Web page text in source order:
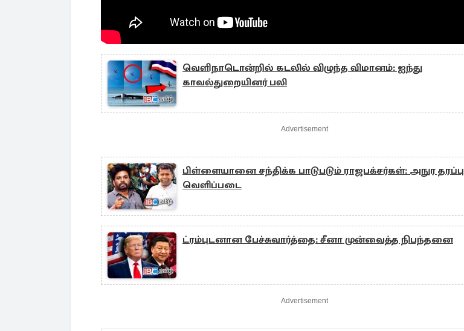
வெளிநாடொன்றில் கடலில் விழுந்த விமானம்: ஐந்து
காவல்துறையினர் பலி
Advertisement
பிள்ளையானை சந்திக்க பாடுபடும் ராஜபக்சர்கள்: அநுர தரப்பு
வெளிப்படை
ட்ரம்புடனான பேச்சுவார்த்தை: சீனா முன்வைத்த நிபந்தனை
Advertisement